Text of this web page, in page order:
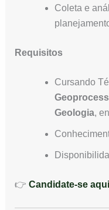
Coleta e
Requisitos
Cursando
Geologia,
👉 Candidate-se aqui